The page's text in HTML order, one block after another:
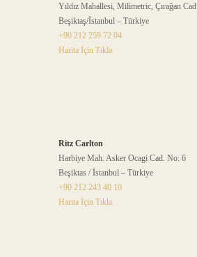
Yıldız Mahallesi, Milimetric, Çırağan Cad.
Beşiktaş/İstanbul – Türkiye
+90 212 259 72 04
Harita İçin Tıkla
Ritz Carlton
Harbiye Mah. Asker Ocagi Cad. No: 6
Beşiktas / İstanbul – Türkiye
+90 212 243 40 10
Harita İçin Tıkla